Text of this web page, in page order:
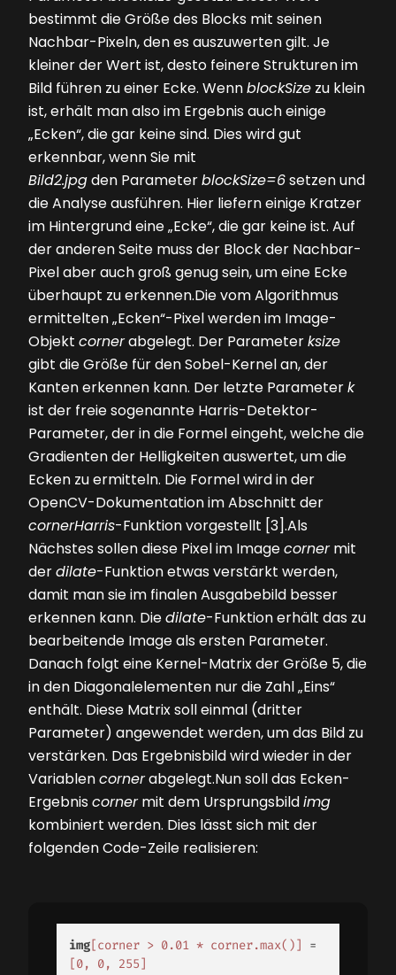
bestimmt die Größe des Blocks mit seinen
Nachbar-Pixeln, den es auszuwerten gilt. Je
kleiner der Wert ist, desto feinere Strukturen im
Bild führen zu einer Ecke. WennblockSize zu klein
ist, erhält man also im Ergebnis auch einige
„Ecken“, die gar keine sind. Dies wird gut
erkennbar, wenn Sie mit
Bild2.jpgden Para­meterblockSize=6setzen und
die Analyse ausführen. Hier liefern einige Kratzer
im Hintergrund eine „Ecke“, die gar keine ist. Auf
der anderen Seite muss der Block der Nachbar-
Pixel aber auch groß genug sein, um eine Ecke
überhaupt zu erkennen.Die vom Algorithmus
ermittelten „Ecken“-Pixel werden im Image-
Objekt cornerabgelegt. Der Parameterksize
gibt die Größe für den Sobel-Kernel an, der
Kanten erkennen kann. Der letzte Parameterk
ist der freie sogenannte Harris-Detektor-
Parameter, der in die Formel eingeht, welche die
Gra­dienten der Helligkeiten auswertet, um die
Ecken zu ermitteln. Die Formel wird in der
OpenCV-Dokumentation im Abschnitt der
cornerHarris-Funktion vorgestellt [3].Als
Nächstes sollen diese Pixel im Imagecornermit
der ­dilate-Funktion etwas verstärkt werden,
damit man sie im ­finalen Ausgabebild besser
erkennen kann. Diedilate-Funk­tion erhält das zu
bearbeitende Image als ersten Parameter.
Danach folgt eine Kernel-Matrix der Größe 5, die
in den Diagonalelementen nur die Zahl „Eins“
enthält. Diese Matrix soll einmal (dritter
Parameter) angewendet werden, um das Bild zu
verstärken. Das Ergebnisbild wird wieder in der
Variablencornerabgelegt.Nun soll das Ecken-
Ergebnis cornermit dem Ursprungsbildimg
kombiniert werden. Dies lässt sich mit der
folgenden Code-Zeile realisieren:
img[corner > 0.01 * corner.max()]
[0, 0, 255]